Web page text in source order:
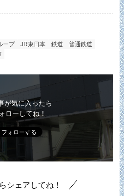
ープ JR東日本 鉄道
普通鉄道
が気に入ったら
ローしてね！
シェアしてね！